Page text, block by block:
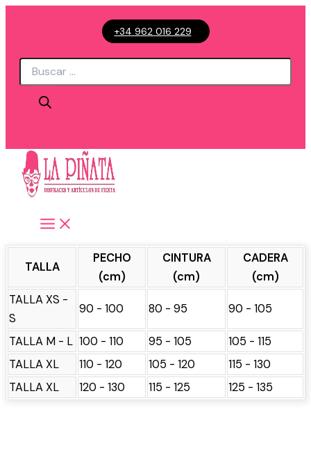
+34 962 016 229
Búsqueda
TALLA
PECHO
(cm)
CINTURA
(cm)
CADERA
(cm)
TALLA XS -
S
90 - 100 80 - 95 90 - 105
TALLA M - L 100 - 110 95 - 105
105 - 115
TALLA XL
110 - 120 105 - 120
115 - 130
TALLA XL
120 - 130 115 - 125 125 - 135